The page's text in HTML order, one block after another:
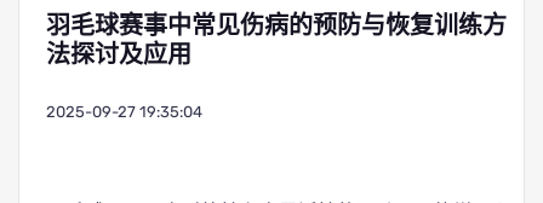
羽毛球赛事中常见伤病的预防与恢复训练方
法探讨及应用
2025-09-27 19:35:04